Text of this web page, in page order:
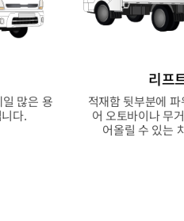
많은 용
다.
리프
적재함 뒷부분에
어 오토바이나 무
어올릴 수 있는